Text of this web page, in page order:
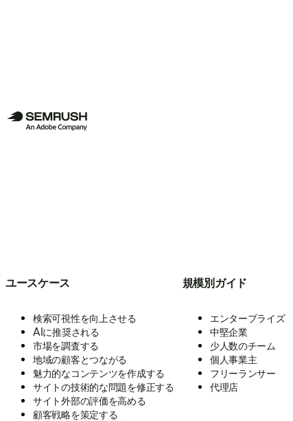
ユースケース
検索可視性を向上させる
AIに推奨される
市場を調査する
地域の顧客とつながる
魅力的なコンテンツを作成する
サイトの技術的な問題を修正する
サイト外部の評価を高める
顧客戦略を策定する
規模別ガイド
エンタープライズ
中堅企業
少人数のチーム
個人事業主
フリーランサー
代理店